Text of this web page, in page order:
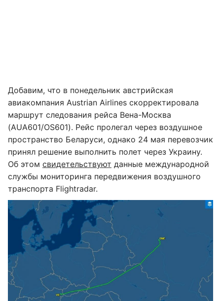
Добавим, что в понедельник австрийская
авиакомпания Austrian Airlines скорректировала
маршрут следования рейса Вена-Москва
(AUA601/OS601). Рейс пролегал через воздушное
пространство Беларуси, однако 24 мая перевозчик
принял решение выполнить полет через Украину.
Об этом свидетельствуют данные международной
службы мониторинга передвижения воздушного
транспорта Flightradar.